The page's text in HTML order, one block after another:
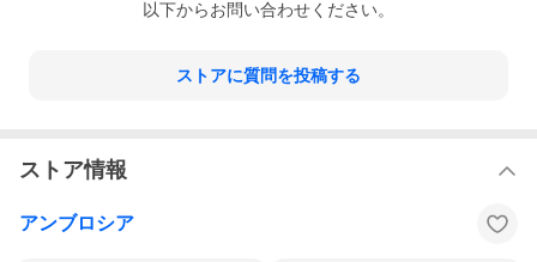
以下からお問い合わせください。
ストアに質問を投稿する
ストア情報
アンブロシア